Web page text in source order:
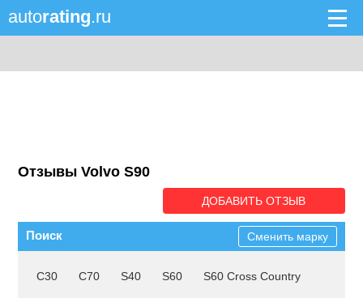
autorating.ru
Отзывы Volvo S90
ДОБАВИТЬ ОТЗЫВ
Поиск Сменить марку
C30 C70 S40 S60 S60 Cross Country